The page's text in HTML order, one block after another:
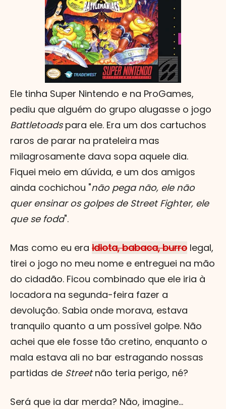
Ele tinha Super Nintendo e na ProGames,
pediu que alguém do grupo alugasse o jogo
Battletoadspara ele. Era um dos cartuchos
raros de parar na prateleira mas
milagrosamente dava sopa aquele dia.
Fiquei meio em dúvida, e um dos amigos
ainda cochichou "não pega não, ele não
quer ensinar os golpes de Street Fighter, ele
que se foda".
Mas como eu era idiota, babaca, burro legal,
tirei o jogo no meu nome e entreguei na mão
do cidadão. Ficou combinado que ele iria à
locadora na segunda-feira fazer a
devolução. Sabia onde morava, estava
tranquilo quanto a um possível golpe. Não
achei que ele fosse tão cretino, enquanto o
mala estava ali no bar estragando nossas
partidas de Streetnão teria perigo, né?
Será que ia dar merda? Não, imagine...